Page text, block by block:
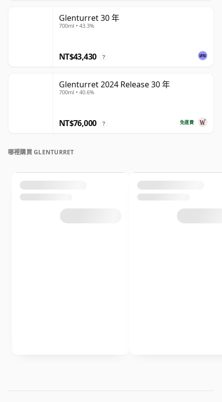
Glenturret 30 年
700ml • 43.3%
NT$43,430 ?
Glenturret 2024 Release 30 年
700ml • 40.6%
免運費
NT$76,000 ?
哪裡購買 GLENTURRET